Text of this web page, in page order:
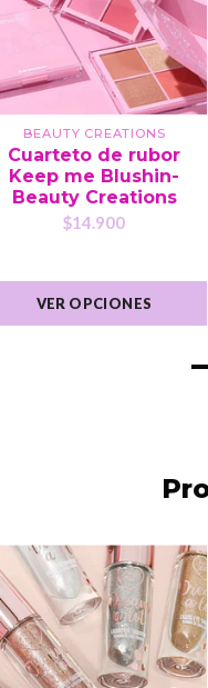
BEAUTY CREATIONS
Cuarteto de rubor
Keep me Blushin-
Beauty Creations
$14.900
VER OPCIONES